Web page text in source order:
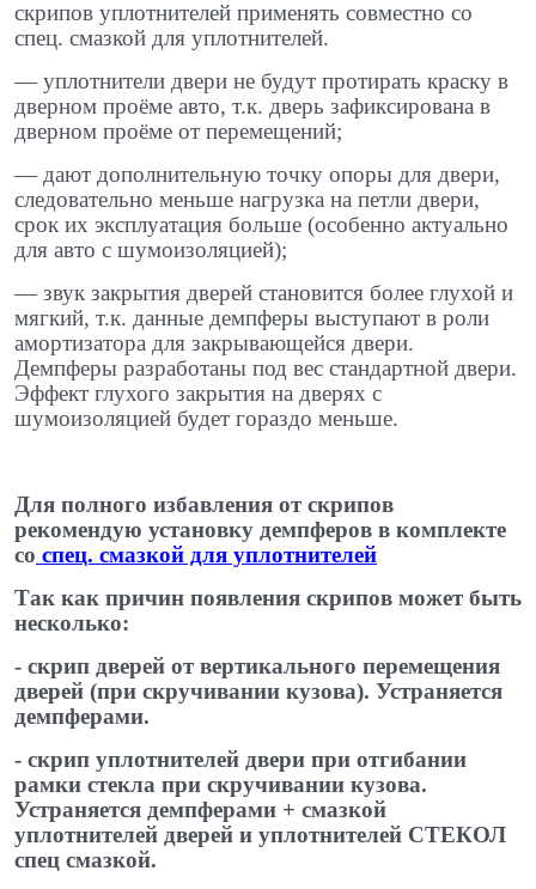
скрипов уплотнителей применять совместно со
спец. смазкой для уплотнителей.
​— уплотнители двери не будут протирать краску в
дверном проёме авто, т.к. дверь зафиксирована в
дверном проёме от перемещений; ​
— дают дополнительную точку опоры для двери,
следовательно меньше нагрузка на петли двери,
срок их эксплуатация больше (особенно актуально
для авто с шумоизоляцией);
​— звук закрытия дверей становится более глухой и
мягкий, т.к. данные демпферы выступают в роли
амортизатора для закрывающейся двери.
Демпферы разработаны под вес стандартной двери.
Эффект глухого закрытия на дверях с
шумоизоляцией будет гораздо меньше.
Для полного избавления от скрипов
рекомендую установку демпферов в комплекте
со спец. смазкой для уплотнителей
Так как причин появления скрипов может быть
несколько:
- скрип дверей от вертикального перемещения
дверей (при скручивании кузова). Устраняется
демпферами.
- скрип уплотнителей двери при отгибании
рамки стекла при скручивании кузова.
Устраняется демпферами + смазкой
уплотнителей дверей и уплотнителей СТЕКОЛ
спец ​смазкой.